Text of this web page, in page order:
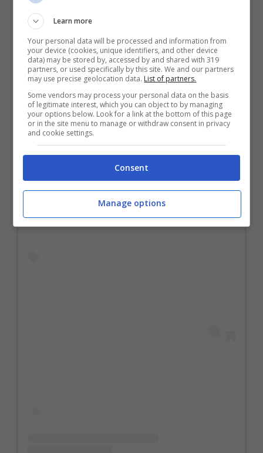
Visualizza questo post su Instagram
Learn more
Your personal data will be processed and information from
your device (cookies, unique identifiers, and other device
data) may be stored by, accessed by and shared with 319
partners, or used specifically by this site. We and our partners
may use precise geolocation data. List of partners.
Some vendors may process your personal data on the basis
of legitimate interest, which you can object to by managing
your options below. Look for a link at the bottom of this page
or in the site menu to manage or withdraw consent in privacy
and cookie settings.
Consent
Manage options